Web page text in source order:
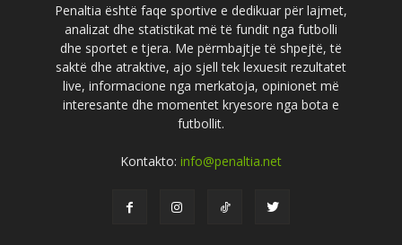
Penaltia është faqe sportive e dedikuar për lajmet,
analizat dhe statistikat më të fundit nga futbolli
dhe sportet e tjera. Me përmbajtje të shpejtë, të
saktë dhe atraktive, ajo sjell tek lexuesit rezultatet
live, informacione nga merkatoja, opinionet më
interesante dhe momentet kryesore nga bota e
futbollit.
Kontakto: info@penaltia.net